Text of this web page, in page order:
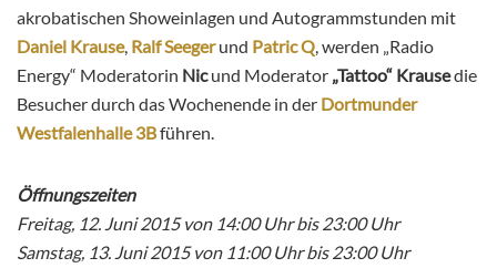
akrobatischen Showeinlagen und Autogrammstunden mit
Daniel Krause, Ralf Seegerund Patric Q , werden „Radio
Energy“ Moderatorin Nicund Moderator „Tattoo“ Krausedie
Besucher durch das Wochenende in der Dortmunder
Westfalenhalle 3Bführen.
Öffnungszeiten
Freitag, 12. Juni 2015 von 14:00 Uhr bis 23:00 Uhr
Samstag, 13. Juni 2015 von 11:00 Uhr bis 23:00 Uhr